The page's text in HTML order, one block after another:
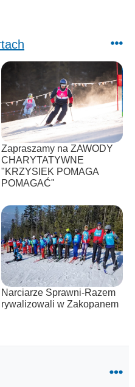
Zapraszamy na ZAWODY
CHARYTATYWNE
"KRZYSIEK POMAGA
POMAGAĆ"
Narciarze Sprawni-Razem
rywalizowali w Zakopanem